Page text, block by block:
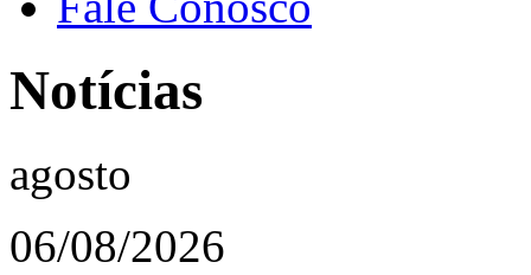
Notícias
agosto
06/08/2026